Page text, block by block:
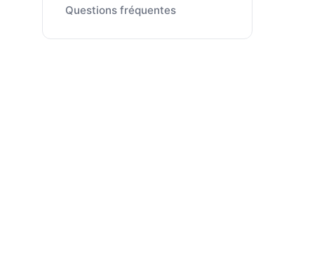
Questions fréquentes